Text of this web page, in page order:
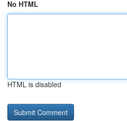
No HTML
HTML is disabled